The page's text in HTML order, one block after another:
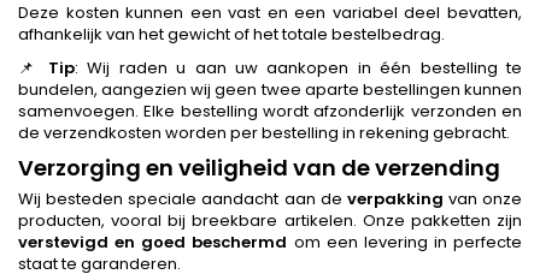
Deze kosten kunnen een vast en een variabel deel bevatten,
afhankelijk van het gewicht of het totale bestelbedrag.
📌 Tip: Wij raden u aan uw aankopen in één bestelling te
bundelen, aangezien wij geen twee aparte bestellingen kunnen
samenvoegen. Elke bestelling wordt afzonderlijk verzonden en
de verzendkosten worden per bestelling in rekening gebracht.
Verzorging en veiligheid van de verzending
Wij besteden speciale aandacht aan de verpakking van onze
producten, vooral bij breekbare artikelen. Onze pakketten zijn
verstevigd en goed beschermd om een levering in perfecte
staat te garanderen.